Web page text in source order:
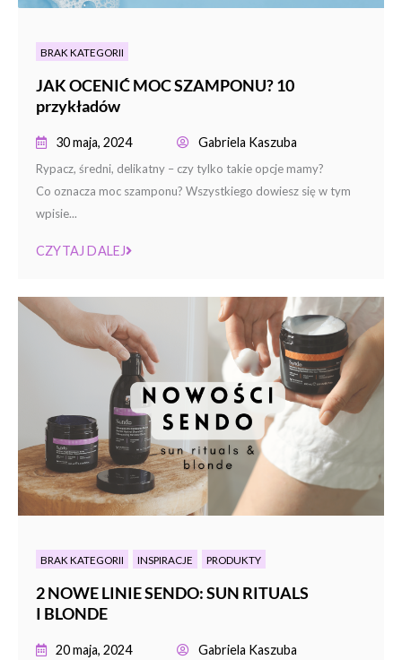
BRAK KATEGORII
JAK OCENIĆ MOC SZAMPONU? 10
przykładów
30 maja, 2024 Gabriela Kaszuba
Rypacz, średni, delikatny – czy tylko takie opcje mamy?
Co oznacza moc szamponu? Wszystkiego dowiesz się w tym
wpisie...
CZYTAJ DALEJ
BRAK KATEGORII INSPIRACJE PRODUKTY
2 NOWE LINIE SENDO: SUN RITUALS
I BLONDE
20 maja, 2024 Gabriela Kaszuba